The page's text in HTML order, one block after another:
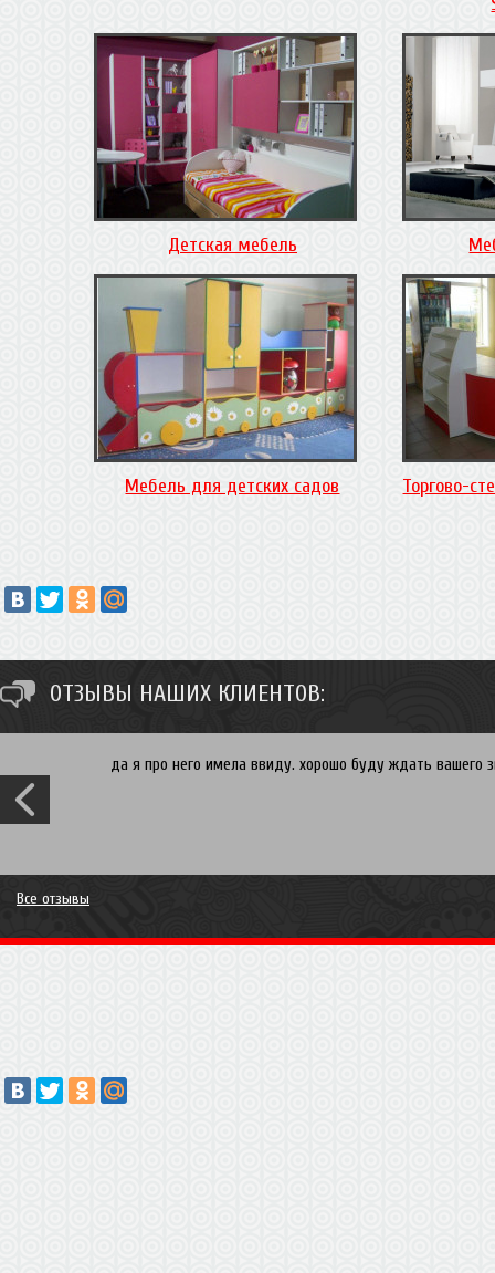
Детская мебель
Мебель для детских садов Торгово-
ОТЗЫВЫ НАШИХ КЛИЕНТОВ:
да я про него имела ввиду. хорошо буду ждать вашего
Все отзывы